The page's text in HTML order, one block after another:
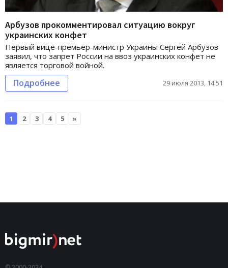
Арбузов прокомментировал ситуацию вокруг
украинских конфет
Первый вице-премьер-министр Украины Сергей Арбузов
заявил, что запрет России на ввоз украинских конфет не
является торговой войной.
Подробнее 29 июля 2013, 14:51
1 2 3 4 5 »